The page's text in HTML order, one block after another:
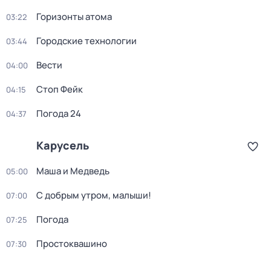
03:22 Горизонты атома
03:44 Городские технологии
04:00 Вести
04:15 Стоп Фейк
04:37 Погода 24
Карусель
05:00 Маша и Медведь
07:00 С добрым утром, малыши!
07:25 Погода
07:30 Простоквашино